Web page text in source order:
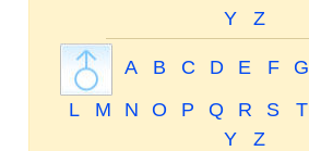
Y Z
A B C D E F G
L
M N O P Q R S T
Y
Z